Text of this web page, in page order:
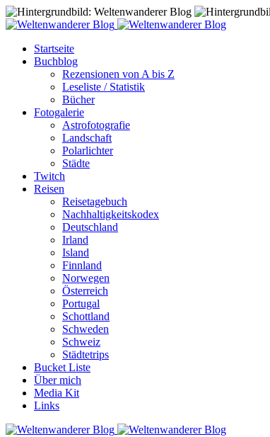
Startseite
Buchblog
Rezensionen von A bis Z
Leseliste / Statistik
Bücher
Fotogalerie
Astrofotografie
Landschaft
Polarlichter
Städte
Twitch
Reisen
Reisetagebuch
Nachhaltigkeitskodex
Deutschland
Irland
Island
Finnland
Norwegen
Österreich
Portugal
Schottland
Schweden
Schweiz
Städtetrips
Bucket Liste
Über mich
Media Kit
Links